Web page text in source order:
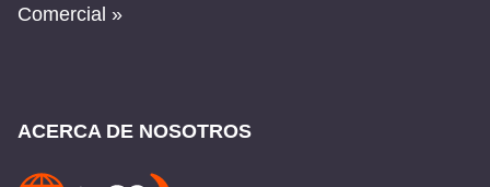
Comercial »
ACERCA DE NOSOTROS